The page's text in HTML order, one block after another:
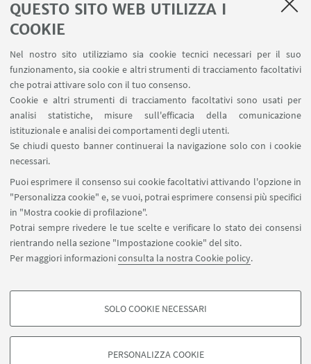
QUESTO SITO WEB UTILIZZA I
COOKIE
Nel nostro sito utilizziamo sia cookie tecnici necessari per il suo
funzionamento, sia cookie e altri strumenti di tracciamento facoltativi
che potrai attivare solo con il tuo consenso.
Cookie e altri strumenti di tracciamento facoltativi sono usati per
analisi statistiche, misure sull'efficacia della comunicazione
istituzionale e analisi dei comportamenti degli utenti.
Se chiudi questo banner continuerai la navigazione solo con i cookie
necessari.
Puoi esprimere il consenso sui cookie facoltativi attivando l'opzione in
"Personalizza cookie" e, se vuoi, potrai esprimere consensi più specifici
in "Mostra cookie di profilazione".
Potrai sempre rivedere le tue scelte e verificare lo stato dei consensi
rientrando nella sezione "Impostazione cookie" del sito.
Per maggiori informazioniconsulta la nostra Cookie policy.
COOKIE DI PROFILAZIONE - FACOLTATIVI
degli utenti, creare profili in base al loro comportamento sul sito, per analisi
SOLO COOKIE NECESSARI
PERSONALIZZA COOKIE
accademico (utilizzo consapevole di
tecnologie per realizzare biblioteche
digitali).
Al termine del percorso formativo i
partecipanti avranno acquisito gli
strumenti utili per orientarsi nella
progettazione di una biblioteca digitale.
(L'immagine della Summer 2024 è tratta da:
Antique illustration of Roman Forum, Italy.
Original, created by W. H. Bartlett and A.
Willmore, was published in Florence, Italy,
1842, Luigi Bardi ed. – ©